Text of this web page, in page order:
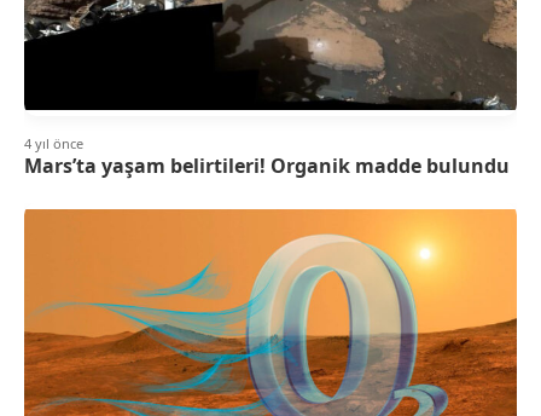
4 yıl önce
Mars’ta yaşam belirtileri! Organik madde bulundu